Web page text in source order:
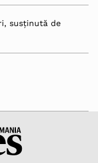
susținută de